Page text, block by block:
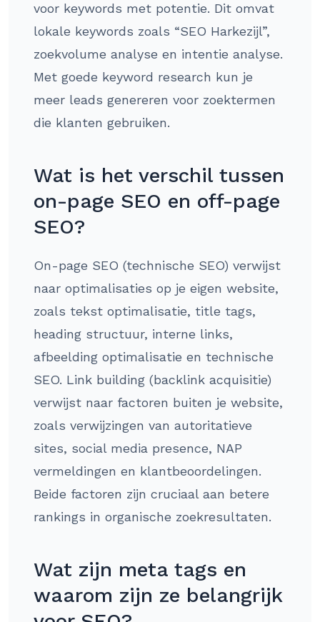
voor keywords met potentie. Dit omvat
lokale keywords zoals “SEO Harkezijl”,
zoekvolume analyse en intentie analyse.
Met goede keyword research kun je
meer leads genereren voor zoektermen
die klanten gebruiken.
Wat is het verschil tussen
on-page SEO en off-page
SEO?
On-page SEO (technische SEO) verwijst
naar optimalisaties op je eigen website,
zoals tekst optimalisatie, title tags,
heading structuur, interne links,
afbeelding optimalisatie en technische
SEO. Link building (backlink acquisitie)
verwijst naar factoren buiten je website,
zoals verwijzingen van autoritatieve
sites, social media presence, NAP
vermeldingen en klantbeoordelingen.
Beide factoren zijn cruciaal aan betere
rankings in organische zoekresultaten.
Wat zijn meta tags en
waarom zijn ze belangrijk